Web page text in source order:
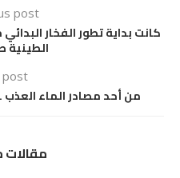
post
كانت بداية تطور الفخار
من أحد مصادر الماء العذب